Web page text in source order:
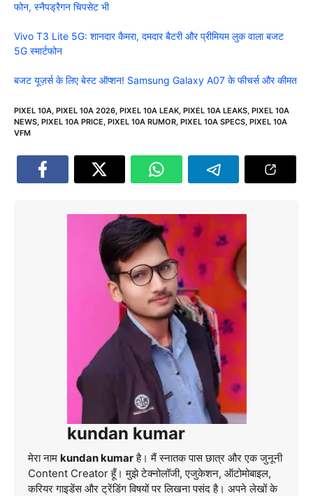
फोन, स्नैपड्रैगन चिपसेट भी
Vivo T3 Lite 5G: शानदार कैमरा, दमदार बैटरी और प्रीमियम लुक वाला बजट
5G स्मार्टफोन
बजट यूज़र्स के लिए बेस्ट ऑप्शन! Samsung Galaxy A07 के फीचर्स और कीमत
PIXEL 10A, PIXEL 10A 2026, PIXEL 10A LEAK, PIXEL 10A LEAKS, PIXEL 10A
NEWS, PIXEL 10A PRICE, PIXEL 10A RUMOR, PIXEL 10A SPECS, PIXEL 10A
VFM
kundan kumar
मेरा नाम kundan kumarहै। मैं स्नातक पास छात्र और एक जुनूनी
Content Creator हूँ। मुझे टेक्नोलॉजी, एजुकेशन, ऑटोमोबाइल,
करियर गाइडेंस और ट्रेंडिंग विषयों पर लिखना पसंद है। अपने लेखों के